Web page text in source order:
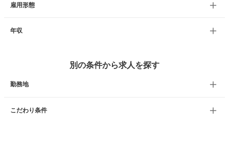
雇用形態
年収
別の条件から求人を探す
勤務地
こだわり条件